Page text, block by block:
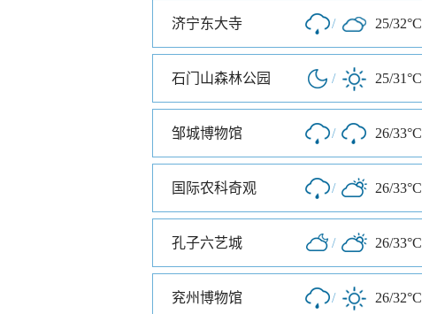
济宁东大寺 / 25/32°C
石门山森林公园 / 25/31°C
邹城博物馆 / 26/33°C
国际农科奇观 / 26/33°C
孔子六艺城 / 26/33°C
兖州博物馆 / 26/32°C